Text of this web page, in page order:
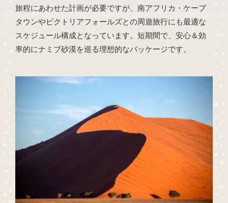
旅程にあわせた計画が必要ですが、南アフリカ・ケープ
タウンやビクトリアフォールズとの周遊旅行にも最適な
スケジュール構成となっています。短期間で、安心＆効
率的にナミブ砂漠を巡る理想的なパッケージです。